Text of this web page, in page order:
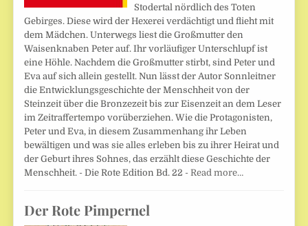
Stodertal nördlich des Toten
Gebirges. Diese wird der Hexerei verdächtigt und flieht mit
dem Mädchen. Unterwegs liest die Großmutter den
Waisenknaben Peter auf. Ihr vorläufiger Unterschlupf ist
eine Höhle. Nachdem die Großmutter stirbt, sind Peter und
Eva auf sich allein gestellt. Nun lässt der Autor Sonnleitner
die Entwicklungsgeschichte der Menschheit von der
Steinzeit über die Bronzezeit bis zur Eisenzeit an dem Leser
im Zeitraffertempo vorüberziehen. Wie die Protagonisten,
Peter und Eva, in diesem Zusammenhang ihr Leben
bewältigen und was sie alles erleben bis zu ihrer Heirat und
der Geburt ihres Sohnes, das erzählt diese Geschichte der
Menschheit. - Die Rote Edition Bd. 22 -Read more…
Der Rote Pimpernel